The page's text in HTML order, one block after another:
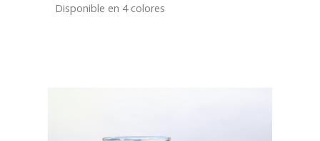
Disponible en 4 colores